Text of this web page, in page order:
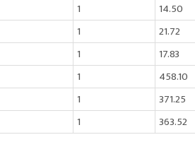
1 14.50
1 21.72
1 17.83
1 458.10
1 371.25
1 363.52